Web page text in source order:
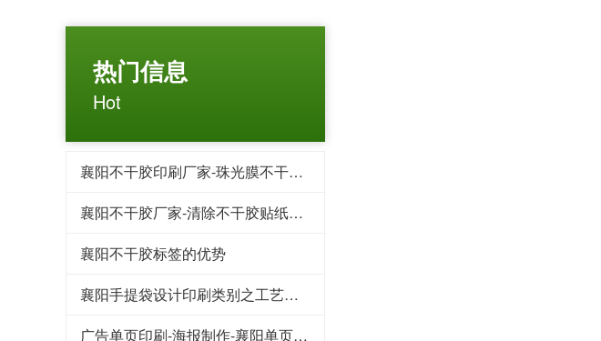
热门信息
Hot
襄阳不干胶印刷厂家-珠光膜不干胶标签?
襄阳不干胶厂家-清除不干胶贴纸的小妙招
襄阳不干胶标签的优势
襄阳手提袋设计印刷类别之工艺流程
广告单页印刷-海报制作-襄阳单页设计印刷制作